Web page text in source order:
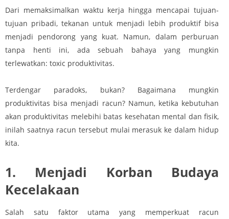
Dari memaksimalkan waktu kerja hingga mencapai tujuan-
tujuan pribadi, tekanan untuk menjadi lebih produktif bisa
menjadi pendorong yang kuat. Namun, dalam perburuan
tanpa henti ini, ada sebuah bahaya yang mungkin
terlewatkan: toxic produktivitas.
Terdengar paradoks, bukan? Bagaimana mungkin
produktivitas bisa menjadi racun? Namun, ketika kebutuhan
akan produktivitas melebihi batas kesehatan mental dan fisik,
inilah saatnya racun tersebut mulai merasuk ke dalam hidup
kita.
1. Menjadi Korban Budaya
Kecelakaan
Salah satu faktor utama yang memperkuat racun